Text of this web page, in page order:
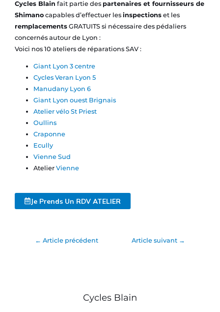
Cycles Blain fait partie des partenaires et fournisseurs de
Shimanocapables d’effectuer les inspectionset les
remplacementsGRATUITS si nécessaire des pédaliers
concernés autour de Lyon :
Voici nos 10 ateliers de réparations SAV :
Giant Lyon 3 centre
Cycles Veran Lyon 5
Manudany Lyon 6
Giant Lyon ouest Brignais
Atelier vélo St Priest
Oullins
Craponne
Ecully
Vienne Sud
Atelier Vienne
Je Prends Un RDV ATELIER
← Article précédent Article suivant →
Cycles Blain